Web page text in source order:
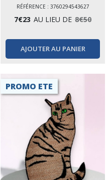
RÉFÉRENCE : 3760294543627
7€23 AU LIEU DE 8€50
AJOUTER AU PANIER
PROMO ETE